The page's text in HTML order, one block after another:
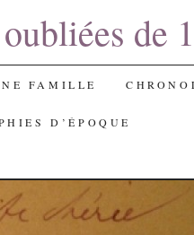
de
FAMILLE
D’ÉPOQUE